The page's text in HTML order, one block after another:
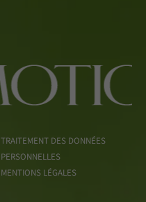
TRAITEMENT DES DONNÉES
PERSONNELLES
MENTIONS LÉGALES